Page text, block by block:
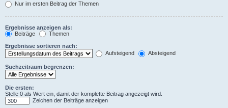
Nur im ersten Beitrag der Themen
Ergebnisse anzeigen als:
Beiträge
Themen
Ergebnisse sortieren nach:
Aufsteigend
Absteigend
Suchzeitraum begrenzen:
Die ersten:
Stelle 0 als Wert ein, damit der komplette Beitrag angezeigt wird.
Zeichen der Beiträge anzeigen